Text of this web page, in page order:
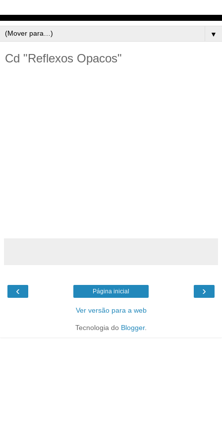
▼
Cd "Reflexos Opacos"
‹ ›
Página inicial
Ver versão para a web
Tecnologia do Blogger.